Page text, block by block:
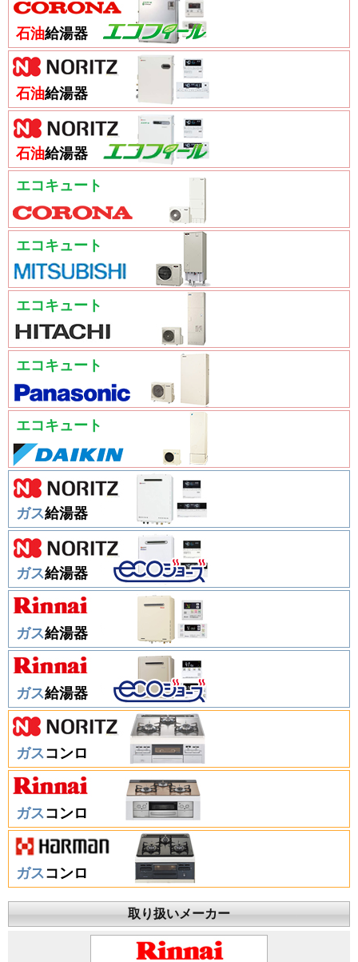
石油給湯器
石油給湯器
石油給湯器
エコキュート
エコキュート
エコキュート
エコキュート
エコキュート
ガス給湯器
ガス給湯器
ガス給湯器
ガス給湯器
ガス コンロ
ガス コンロ
ガス コンロ
取り扱いメーカー